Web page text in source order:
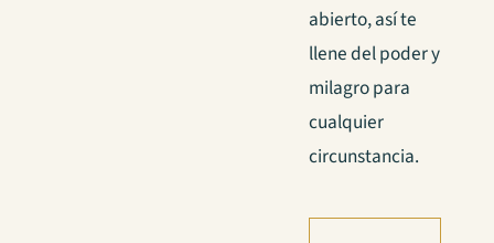
abierto, así te
llene del poder y
milagro para
cualquier
circunstancia.